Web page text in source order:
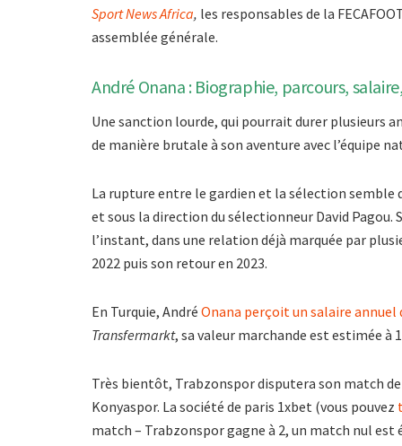
Sport News Africa, les responsables de la
assemblée générale.
André Onana : Biographie, parcours,
Une sanction lourde, qui pourrait durer plusieurs
de manière brutale à son aventure avec l’équipe
La rupture entre le gardien et la sélection semble
et sous la direction du sélectionneur David Pagou.
l’instant, dans une relation déjà marquée par
2022 puis son retour en 2023.
En Turquie, André Onana perçoit un salaire annuel
Transfermarkt, sa valeur marchande est estimée à
Très bientôt, Trabzonspor disputera son match
Konyaspor. La société de paris 1xbet (vous pouvez
match – Trabzonspor gagne à 2, un match nul est